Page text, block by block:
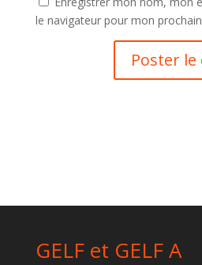
le navigateur pour mon
GELF et GELF A